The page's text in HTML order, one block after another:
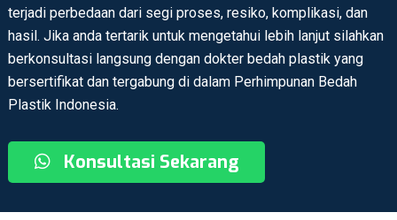
terjadi perbedaan dari segi proses, resiko, komplikasi, dan
hasil. Jika anda tertarik untuk mengetahui lebih lanjut silahkan
berkonsultasi langsung dengan dokter bedah plastik yang
bersertifikat dan tergabung di dalam Perhimpunan Bedah
Plastik Indonesia.
Konsultasi Sekarang